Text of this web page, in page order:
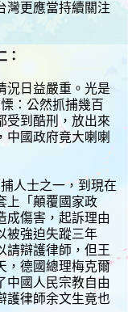
灣更應當持續關注
：
況日益嚴重。光是
：公然抓捕幾百
受到酷刑，放出來
中國政府竟大喇喇
人士之一，到現在
上「顛覆國家政
成傷害，起訴理由
被強迫失蹤三年
請辯護律師，但王
，德國總理梅克爾
中國人民宗教自由
護律師余文生竟也